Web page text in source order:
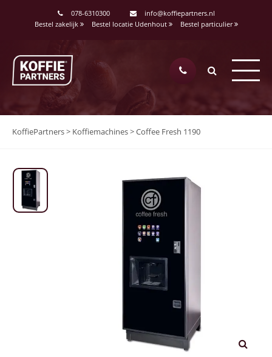
078-6310300
info@koffiepartners.nl
Bestel zakelijk
Bestel locatie Udenhout Bestel particulier
KoffiePartners> Koffiemachines>Coffee Fresh 1190